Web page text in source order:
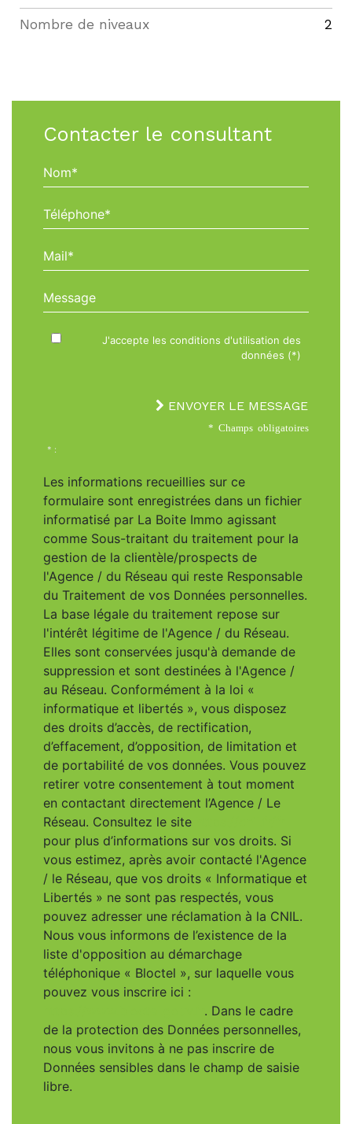
Nombre de niveaux 2
Contacter le consultant
Nom*
Téléphone*
Mail*
Message
J'accepte les conditions d'utilisation des
données (*)
ENVOYER LE MESSAGE
* Champs obligatoires
* :
Les informations recueillies sur ce
formulaire sont enregistrées dans un fichier
informatisé par La Boite Immo agissant
comme Sous-traitant du traitement pour la
gestion de la clientèle/prospects de
l'Agence / du Réseau qui reste Responsable
du Traitement de vos Données personnelles.
La base légale du traitement repose sur
l'intérêt légitime de l'Agence / du Réseau.
Elles sont conservées jusqu'à demande de
suppression et sont destinées à l'Agence /
au Réseau. Conformément à la loi «
informatique et libertés », vous disposez
des droits d’accès, de rectification,
d’effacement, d’opposition, de limitation et
de portabilité de vos données. Vous pouvez
retirer votre consentement à tout moment
en contactant directement l’Agence / Le
Réseau. Consultez le site
pour plus d’informations sur vos droits. Si
vous estimez, après avoir contacté l'Agence
/ le Réseau, que vos droits « Informatique et
Libertés » ne sont pas respectés, vous
pouvez adresser une réclamation à la CNIL.
Nous vous informons de l’existence de la
liste d'opposition au démarchage
téléphonique « Bloctel », sur laquelle vous
pouvez vous inscrire ici :
. Dans le cadre
de la protection des Données personnelles,
nous vous invitons à ne pas inscrire de
Données sensibles dans le champ de saisie
libre.